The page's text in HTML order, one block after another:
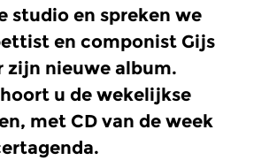
studio en spreken we
en componist Gijs
zijn nieuwe album.
u de wekelijkse
met CD van de week